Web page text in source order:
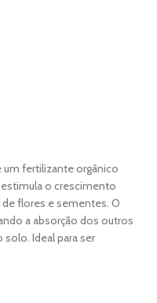
um fertilizante orgânico
o crescimento
flores e sementes. O
a absorção dos outros
Ideal para ser